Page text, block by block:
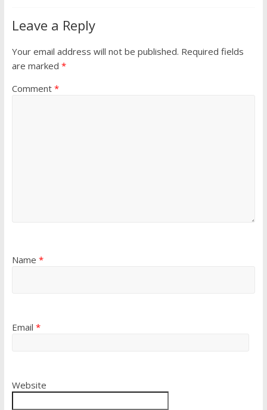
Leave a Reply
Your email address will not be published. Required fields
are marked *
Comment *
Name *
Email *
Website